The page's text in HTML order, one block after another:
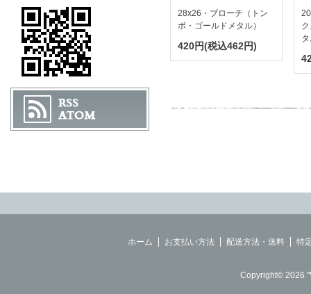
28x26・ブローチ（トン
ボ・ゴールドメタル）
420円(税込462円)
ホーム お支払い方法 配送方法・送料 特
Copyright© 2026